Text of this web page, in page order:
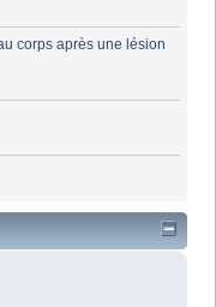
corps après une lésion